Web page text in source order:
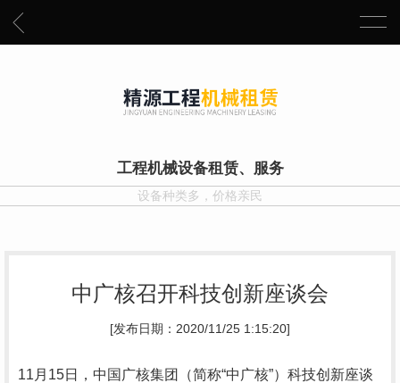
工程机械设备租赁、服务
设备种类多，价格亲民
中广核召开科技创新座谈会
[发布日期：2020/11/25 1:15:20]
11 月 15日，中国广核集团（简称“中广核”）科技创新座谈